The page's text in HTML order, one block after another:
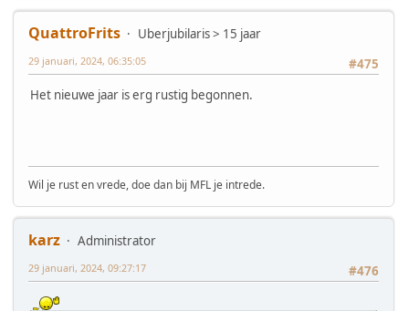
QuattroFrits
Uberjubilaris > 15 jaar
#475
29 januari, 2024, 06:35:05
Het nieuwe jaar is erg rustig begonnen.
Wil je rust en vrede, doe dan bij MFL je intrede.
karz
Administrator
#476
29 januari, 2024, 09:27:17